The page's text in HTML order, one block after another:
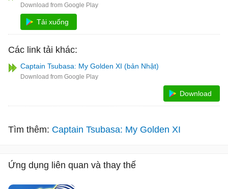
Tải xuống
Các link tải khác:
Captain Tsubasa: My Golden XI (bản Nhật)
Download
Tìm thêm: Captain Tsubasa: My Golden XI
Ứng dụng liên quan và thay thế